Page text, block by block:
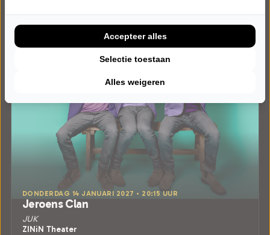
DONDERDAG 14 JANUARI 2027 • 20:15 UUR
Jeroens Clan
JUK
ZINiN Theater
Alles weigeren
Selectie toestaan
Accepteer alles